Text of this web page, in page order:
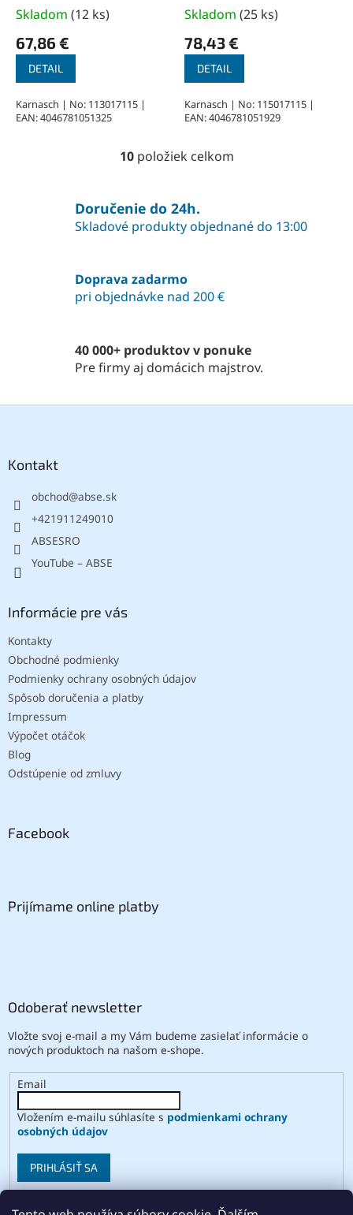
70 mm, nepovlakované
Skladom (12 ks)
67,86 €
DETAIL
Karnasch | No: 113017115 |
EAN: 4046781051325
70 mm, povlakované
Skladom (25 ks)
78,43 €
DETAIL
Karnasch | No: 115017115 |
EAN: 4046781051929
O
á
d
a
e
p
y
v
p
10položiek celkom
Doručenie do 24h.
Skladové produkty objednané do 13:00
Doprava zadarmo
pri objednávke nad 200 €
40 000+ produktov v ponuke
Pre firmy aj domácich majstrov.
Kontakt
obchod@abse.sk
+421911249010
ABSESRO
YouTube – ABSE
Informácie pre vás
Kontakty
Obchodné podmienky
Podmienky ochrany osobných údajov
Spôsob doručenia a platby
Impressum
Výpočet otáčok
Blog
Odstúpenie od zmluvy
Facebook
Prijímame online platby
Odoberať newsletter
Vložte svoj e-mail a my Vám budeme zasielať informácie o
nových produktoch na našom e-shope.
Email
Vložením e-mailu súhlasíte s podmienkami ochrany
osobných údajov
PRIHLÁSIŤ SA